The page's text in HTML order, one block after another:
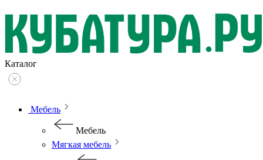
Каталог
Мебель
Мебель
Мягкая мебель